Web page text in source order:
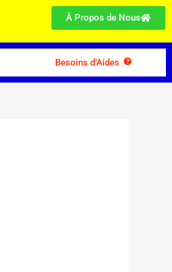
À Propos de Nous
Besoins d’Aides